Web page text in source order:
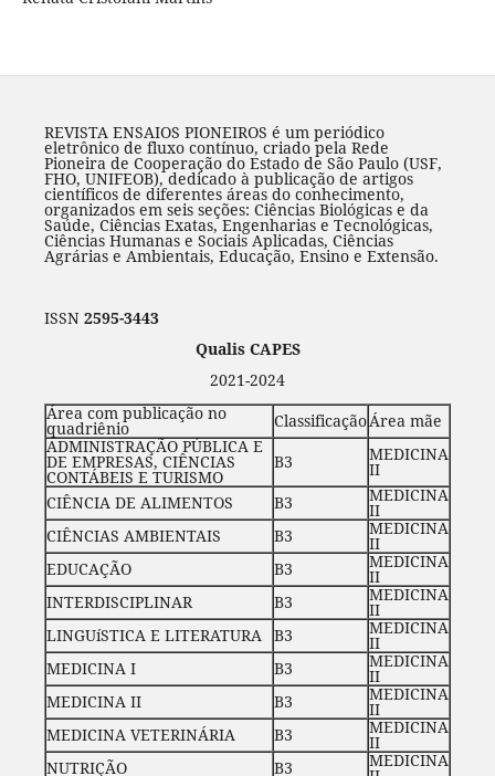
REVISTA ENSAIOS PIONEIROS é um periódico
eletrônico de fluxo contínuo, criado pela Rede
Pioneira de Cooperação do Estado de São Paulo (USF,
FHO, UNIFEOB), dedicado à publicação de artigos
científicos de diferentes áreas do conhecimento,
organizados em seis seções: Ciências Biológicas e da
Saúde, Ciências Exatas, Engenharias e Tecnológicas,
Ciências Humanas e Sociais Aplicadas, Ciências
Agrárias e Ambientais, Educação, Ensino e Extensão.
ISSN 2595-3443
Qualis CAPES
2021-2024
Área com publicação no
quadriênio ClassificaçãoÁrea mãe
ADMINISTRAÇÃO PÚBLICA E
DE EMPRESAS, CIÊNCIAS
CONTÁBEIS E TURISMO
B3 MEDICINA
II
CIÊNCIA DE ALIMENTOS
B3 MEDICINA
II
CIÊNCIAS AMBIENTAIS
B3 MEDICINA
II
EDUCAÇÃO
B3 MEDICINA
II
INTERDISCIPLINAR
B3 MEDICINA
II
LINGUíSTICA E LITERATURA B3 MEDICINA
II
MEDICINA I
B3 MEDICINA
II
MEDICINA II
B3 MEDICINA
II
MEDICINA VETERINÁRIA
B3 MEDICINA
II
NUTRIÇÃO
B3 MEDICINA